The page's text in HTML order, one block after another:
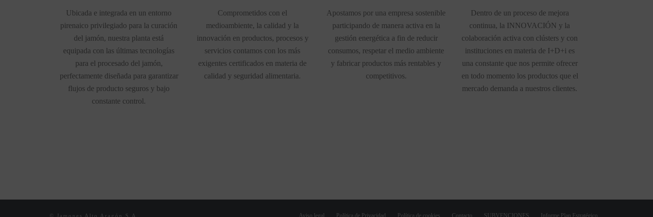
Ubicada e integrada en un entorno
pirenaico privilegiado para la curación
del jamón, nuestra planta está
equipada con las últimas tecnologías
para el procesado del jamón,
perfectamente diseñada para garantizar
flujos de producto seguros y bajo
constante control.
Comprometidos con el
medioambiente, la calidad y la
innovación en productos, procesos y
servicios contamos con los más
exigentes certificados en materia de
calidad y seguridad alimentaria.
Apostamos por una empresa sostenible
participando de manera activa en la
gestión energética a fin de reducir
consumos, respetar el medio ambiente
y fabricar productos más rentables y
competitivos.
Dentro de un proceso de mejora
continua, la INNOVACIÓN y la
colaboración activa con clústers y con
instituciones en materia de I+D+i es
una constante que nos permite ofrecer
en todo momento los productos que el
mercado demanda a nuestros clientes.
© Jamones Alto Aragón S.A. Aviso legal Política de Privacidad Política de cookies Contacto SUBVENCIONES Informe Plan Estratégico